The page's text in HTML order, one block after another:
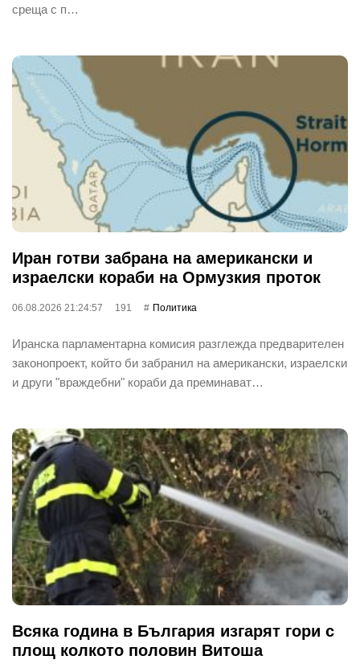
среща с п…
Иран готви забрана на американски и
израелски кораби на Ормузкия проток
06.08.2026 21:24:57 191 Политика
Иранска парламентарна комисия разглежда предварителен
законопроект, който би забранил на американски, израелски
и други "враждебни" кораби да преминават…
Всяка година в България изгарят гори с
площ колкото половин Витоша